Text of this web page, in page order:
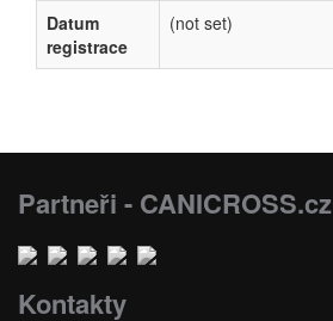
Datum
registrace
(not set)
Partneři - CANICROSS.cz
Kontakty